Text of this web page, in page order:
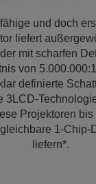
und doch
liefert
mit scharfen
von
definierte
3LCD-
Projektoren
1-Chip-
liefern*.